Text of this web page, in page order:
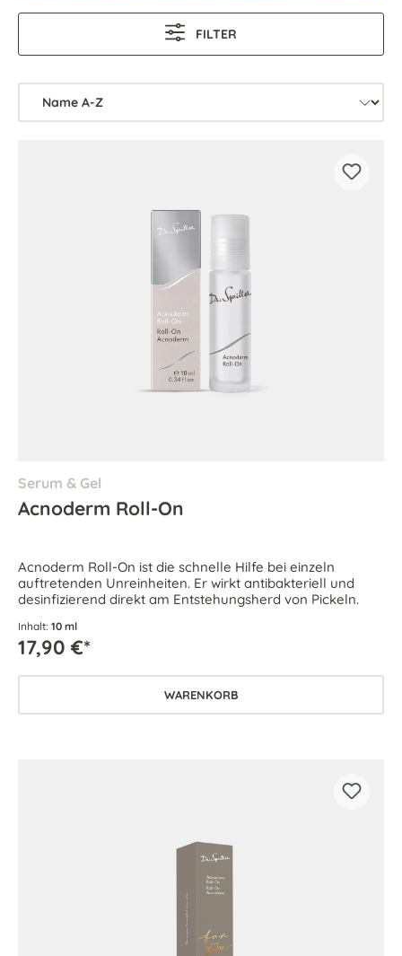
FILTER
Serum & Gel
Acnoderm Roll-On
Acnoderm Roll-On ist die schnelle Hilfe bei einzeln
auftretenden Unreinheiten. Er wirkt antibakteriell und
desinfizierend direkt am Entstehungsherd von Pickeln.
Inhalt: 10 ml
17,90 €*
WARENKORB